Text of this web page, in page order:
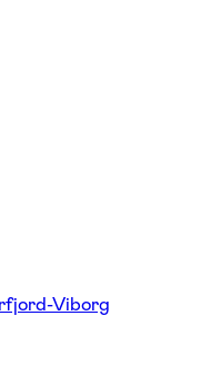
Viborg